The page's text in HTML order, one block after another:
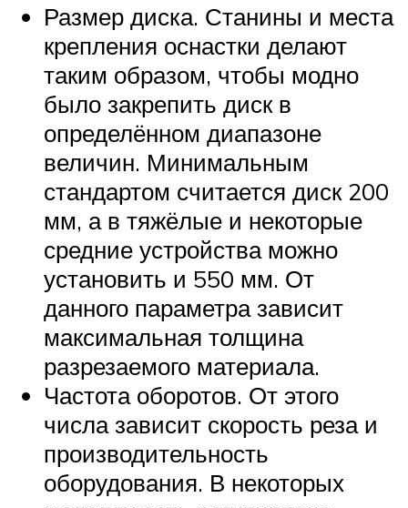
Размер диска. Станины и места
крепления оснастки делают
таким образом, чтобы модно
было закрепить диск в
определённом диапазоне
величин. Минимальным
стандартом считается диск 200
мм, а в тяжёлые и некоторые
средние устройства можно
установить и 550 мм. От
данного параметра зависит
максимальная толщина
разрезаемого материала.
Частота оборотов. От этого
числа зависит скорость реза и
производительность
оборудования. В некоторых